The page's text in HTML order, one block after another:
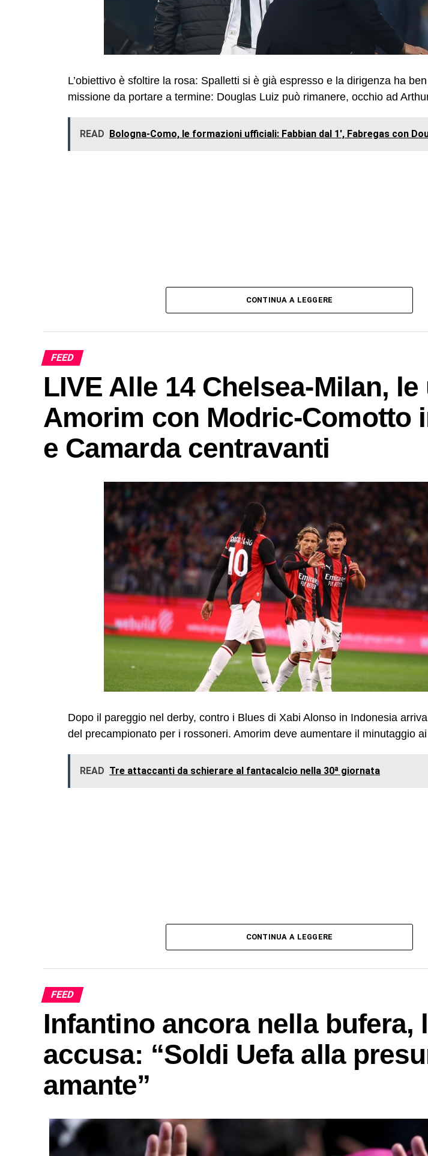
L’obiettivo è sfoltire la rosa: Spalletti si è già espresso e la dirigenza ha
missione da portare a termine: Douglas Luiz può rimanere, occhio ad
READ Bologna-Como, le formazioni ufficiali: Fabbian dal 1', Fabregas con
CONTINUA A LEGGERE
FEED
LIVE Alle 14 Chelsea-Milan,
Amorim con Modric-Comotto
e Camarda centravanti
Dopo il pareggio nel derby, contro i Blues di Xabi Alonso in Indonesia
del precampionato per i rossoneri. Amorim deve aumentare il minutaggio
READ Tre attaccanti da schierare al fantacalcio nella 30ª giornata
CONTINUA A LEGGERE
FEED
Infantino ancora nella bufera,
accusa: “Soldi Uefa alla
amante”